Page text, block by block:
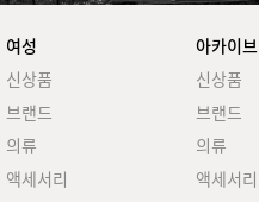
여성
신상품
브랜드
의류
액세서리
아카이브
신상품
브랜드
의류
액세서리